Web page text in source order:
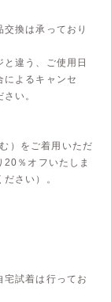
換は承っており
違う、ご使用日
によるキャンセ
い。
）をご着用いただ
％オフいたしま
さい）。
宅試着は行ってお